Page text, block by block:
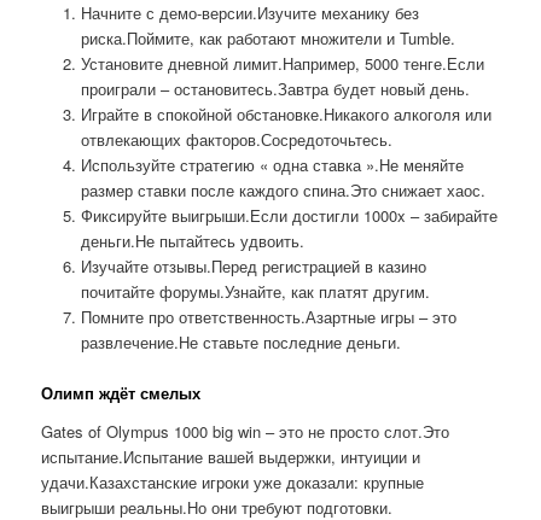
Начните с демо-версии.Изучите механику без
риска.Поймите, как работают множители и Tumble.
Установите дневной лимит.Например, 5000 тенге.Если
проиграли – остановитесь.Завтра будет новый день.
Играйте в спокойной обстановке.Никакого алкоголя или
отвлекающих факторов.Сосредоточьтесь.
Используйте стратегию « одна ставка ».Не меняйте
размер ставки после каждого спина.Это снижает хаос.
Фиксируйте выигрыши.Если достигли 1000x – забирайте
деньги.Не пытайтесь удвоить.
Изучайте отзывы.Перед регистрацией в казино
почитайте форумы.Узнайте, как платят другим.
Помните про ответственность.Азартные игры – это
развлечение.Не ставьте последние деньги.
Олимп ждёт смелых
Gates of Olympus 1000 big win – это не просто слот.Это
испытание.Испытание вашей выдержки, интуиции и
удачи.Казахстанские игроки уже доказали: крупные
выигрыши реальны.Но они требуют подготовки.